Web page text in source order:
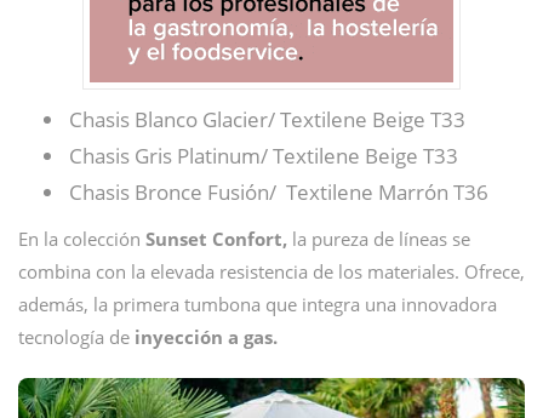
Chasis Blanco Glacier/ Textilene Beige T33
Chasis Gris Platinum/ Textilene Beige T33
Chasis Bronce Fusión/ Textilene Marrón T36
En la colección Sunset Confort, la pureza de líneas se
combina con la elevada resistencia de los materiales. Ofrece,
además, la primera tumbona que integra una innovadora
tecnología de inyección a gas.